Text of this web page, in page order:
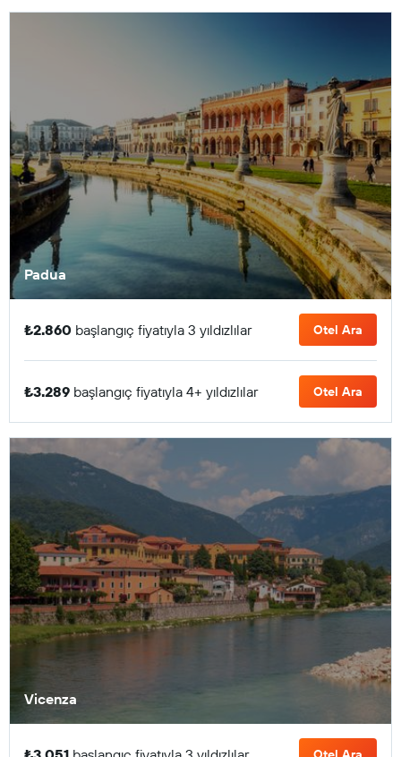
Padua
₺2.860 başlangıç fiyatıyla 3 yıldızlılar Otel Ara
₺3.289 başlangıç fiyatıyla 4+ yıldızlılar Otel Ara
Vicenza